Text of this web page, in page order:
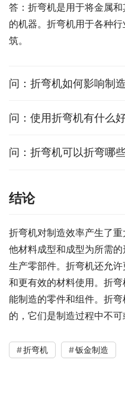
答：折弯机是用于将金属
的机器。折弯机用于各种
筑。
问：折弯机如何影响制
问：使用折弯机有什么
问：折弯机可以折弯哪
结论
折弯机对制造效率产生了
他材料成型和成型为所需
生产零部件。折弯机还允
和更有效的材料使用。折
能制造的零件和组件。折
的，它们是制造过程中不可
折弯机 钣金制造